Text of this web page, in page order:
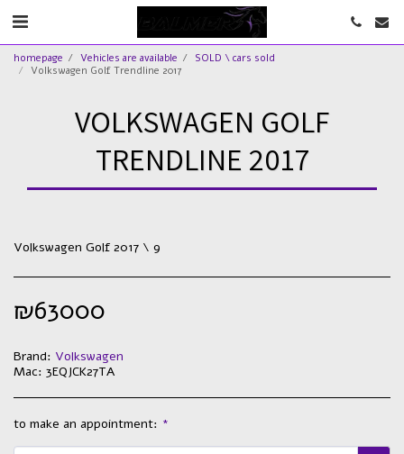
homepage Vehicles are available
SOLD \ cars sold
Volkswagen Golf Trendline 2017
VOLKSWAGEN GOLF
TRENDLINE 2017
Volkswagen Golf 2017 \ 9
₪63000
Brand: Volkswagen
Mac: 3EQJCK27TA
to make an appointment: *